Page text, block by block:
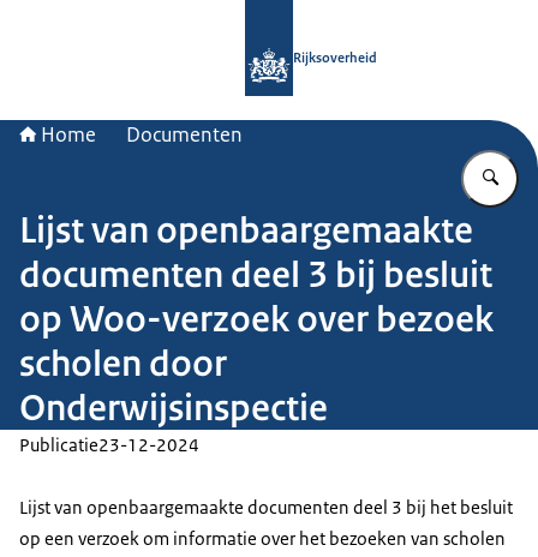
Rijksoverheid
Home Documenten
Lijst van openbaargemaakte
documenten deel 3 bij besluit
op Woo-verzoek over bezoek
scholen door
Onderwijsinspectie
Publicatie23-12-2024
Lijst van openbaargemaakte documenten deel 3 bij het besluit
op een verzoek om informatie over het bezoeken van scholen